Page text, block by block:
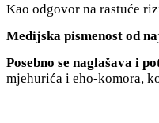
Kao odgovor na rastuće
Medijska pismenost od
Posebno se naglašava i
mjehurića i eho-komora,